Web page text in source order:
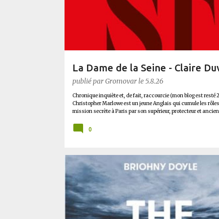
La Dame de la Seine - Claire
publié parGromovarle5.8.26
Chronique inquiète et, de fait, raccourcie (mon blog est resté
Christopher Marlowe est un jeune Anglais qui cumule les
mission secrète à Paris par son supérieur, protecteur et
trop grosse pour être catholique. Il faudra donc enquêter sur
plus que Thomas connaissait et appréciait Olivier. Marlowe
0
BLUFFANT DYSTOPIE SF